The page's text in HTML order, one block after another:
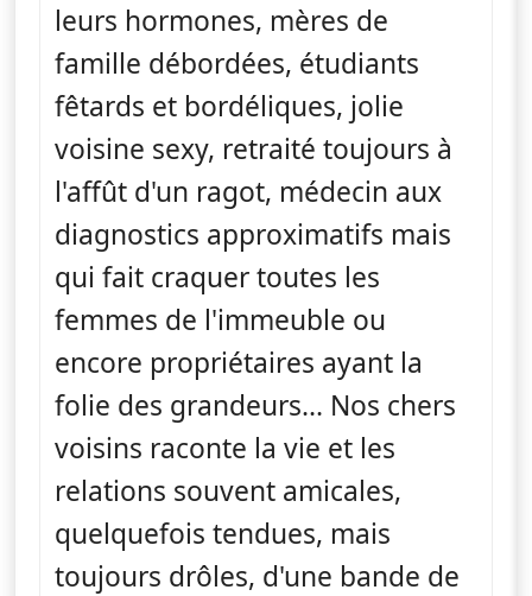
leurs hormones, mères de
famille débordées, étudiants
fêtards et bordéliques, jolie
voisine sexy, retraité toujours à
l'affût d'un ragot, médecin aux
diagnostics approximatifs mais
qui fait craquer toutes les
femmes de l'immeuble ou
encore propriétaires ayant la
folie des grandeurs... Nos chers
voisins raconte la vie et les
relations souvent amicales,
quelquefois tendues, mais
toujours drôles, d'une bande de